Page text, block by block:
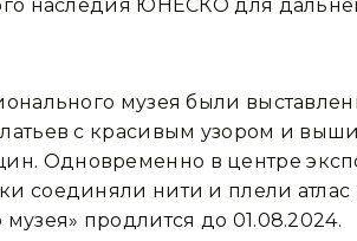
наследия ЮНЕСКО для
музея были
с красивым узором и
Одновременно в центре
соединяли нити и плели
продлится до 01.08.2024.